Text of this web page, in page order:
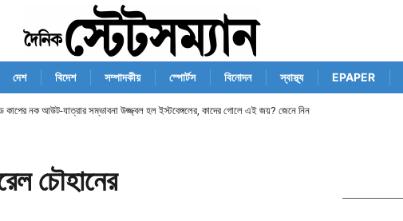
দেশ বিদেশ সম্পাদকীয় স্পোর্টস বিনোদন স্বাস্থ্য EPAPER
কাপের নক আউট-যাত্রার সম্ভাবনা উজ্জ্বল হল ইস্টবেঙ্গলের, কাদের গোলে এই জয়? জেনে নিন
চৌহানের